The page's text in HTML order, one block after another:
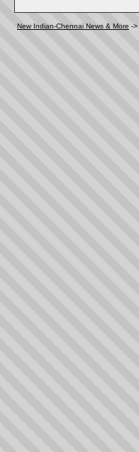
New Indian-Chennai News & More ->